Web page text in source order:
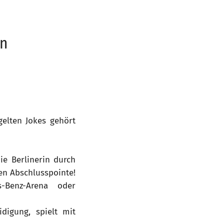
Jokes gehört
Berlinerin durch
Abschlusspointe!
Arena oder
spielt mit